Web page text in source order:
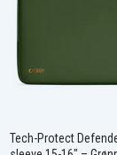
riper og fall
passer til
og
i veske eller
Tech-Protect